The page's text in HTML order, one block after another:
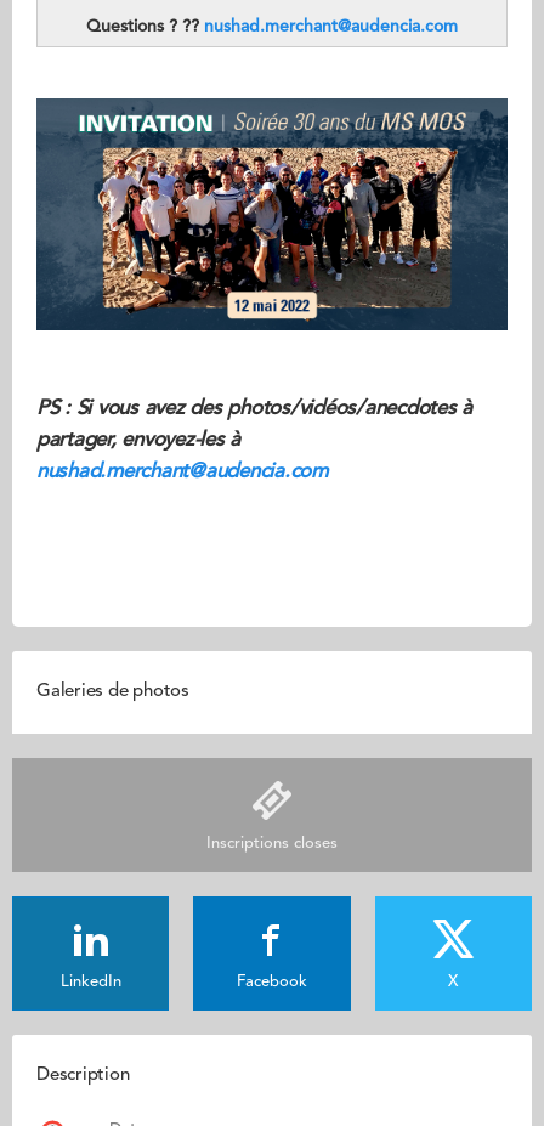
Questions ? ?? nushad.merchant@audencia.com
PS : Si vous avez des photos/vidéos/anecdotes à
partager, envoyez-les à
nushad.merchant@audencia.com
Galeries de photos
Inscriptions closes
LinkedIn Facebook X
Description